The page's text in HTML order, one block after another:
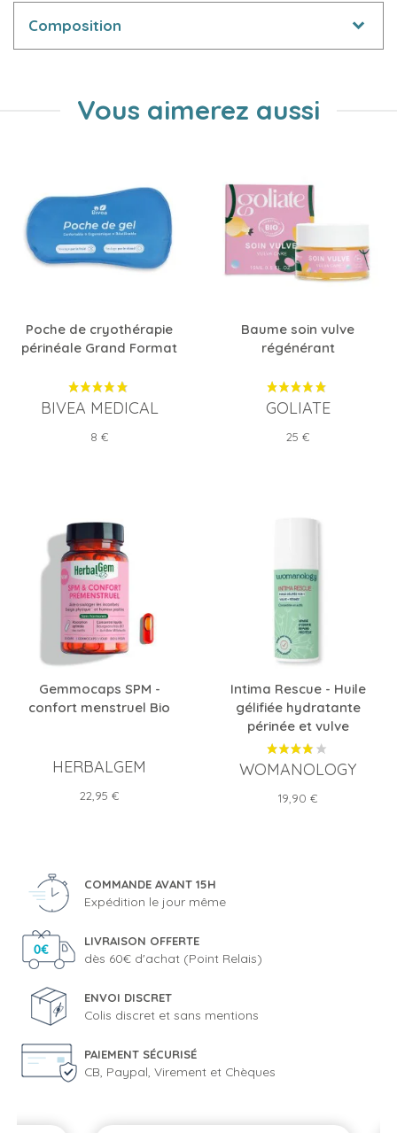
Composition
Vous aimerez aussi
Poche de cryothérapie
périnéale Grand Format
BIVEA MEDICAL
Prix
8 €
Baume soin vulve
régénérant
GOLIATE
Prix
25 €
Gemmocaps SPM -
confort menstruel Bio
HERBALGEM
Prix
22,95 €
Intima Rescue - Huile
gélifiée hydratante
périnée et vulve
WOMANOLOGY
Prix
19,90 €
COMMANDE AVANT 15H
Expédition le jour même
LIVRAISON OFFERTE
dès 60€ d'achat (Point Relais)
ENVOI DISCRET
Colis discret et sans mentions
PAIEMENT SÉCURISÉ
CB, Paypal, Virement et Chèques